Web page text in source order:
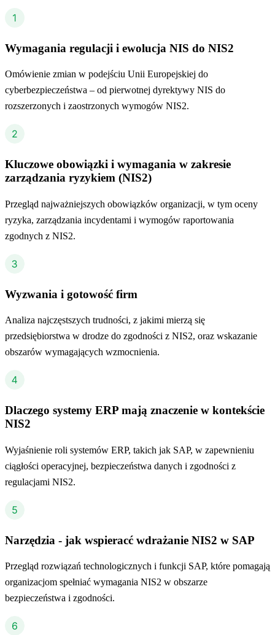
Wymagania regulacji i ewolucja NIS do NIS2
Omówienie zmian w podejściu Unii Europejskiej do
cyberbezpieczeństwa – od pierwotnej dyrektywy NIS do
rozszerzonych i zaostrzonych wymogów NIS2.
Kluczowe obowiązki i wymagania w zakresie
zarządzania ryzykiem (NIS2)
Przegląd najważniejszych obowiązków organizacji, w tym oceny
ryzyka, zarządzania incydentami i wymogów raportowania
zgodnych z NIS2.
Wyzwania i gotowość firm
Analiza najczęstszych trudności, z jakimi mierzą się
przedsiębiorstwa w drodze do zgodności z NIS2, oraz wskazanie
obszarów wymagających wzmocnienia.
Dlaczego systemy ERP mają znaczenie w kontekście
NIS2
Wyjaśnienie roli systemów ERP, takich jak SAP, w zapewnieniu
ciągłości operacyjnej, bezpieczeństwa danych i zgodności z
regulacjami NIS2.
Narzędzia - jak wspieracć wdrażanie NIS2 w SAP
Przegląd rozwiązań technologicznych i funkcji SAP, które pomagają
organizacjom spełniać wymagania NIS2 w obszarze
bezpieczeństwa i zgodności.